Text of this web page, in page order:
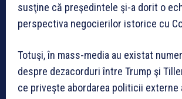
susţine că preşedintele şi-a dorit o
perspectiva negocierilor istorice cu
Totuşi, în mass-media au existat
despre dezacorduri între Trump şi
ce priveşte abordarea politicii externe